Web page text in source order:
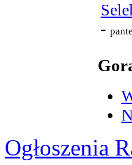
-
Ogłoszenia